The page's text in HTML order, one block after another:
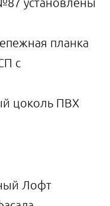
планка
с
цоколь ПВХ
Лофт